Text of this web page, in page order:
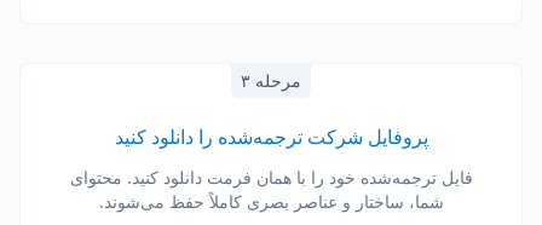
مرحله ۳
پروفایل شرکت ترجمه‌شده را دانلود کنید
فایل ترجمه‌شده خود را با همان فرمت دانلود کنید. محتوای
شما، ساختار و عناصر بصری کاملاً حفظ می‌شوند.